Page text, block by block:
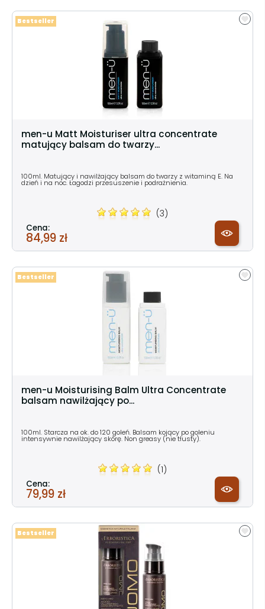
men-u Matt Moisturiser ultra concentrate
matujący balsam do twarzy...
100ml. Matujący i nawilżający balsam do twarzy z witaminą E. Na
dzień i na noc. Łagodzi przesuszenie i podrażnienia.
(3)
Cena:
84,99 zł
Bestseller
men-u Moisturising Balm Ultra Concentrate
balsam nawilżający po...
100ml. Starcza na ok. do 120 goleń. Balsam kojący po goleniu
intensywnie nawilżający skórę. Non greasy (nie tłusty).
(1)
Cena:
79,99 zł
Bestseller
Bestseller